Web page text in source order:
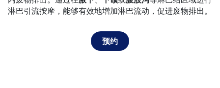
淋巴引流按摩，能够有效地增加淋巴流动，促进废物排出。
预约